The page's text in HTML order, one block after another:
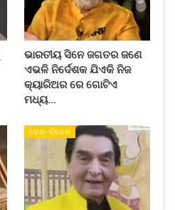
ଭାରତୀୟ ସିନେ ଜଗତର ଜଣେ
ଏଭଳି ନିର୍ଦେଶକ ଯିଏକି ନିଜ
କ୍ୟାରିଅର ରେ ଗୋଟିଏ
ମଧ୍ୟ…
ଦେଶ- ବିଦେଶ